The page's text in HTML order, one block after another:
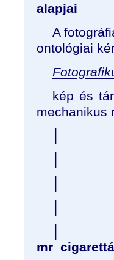
alapjai
A
ontológiai
kép
mechanikus
│
│